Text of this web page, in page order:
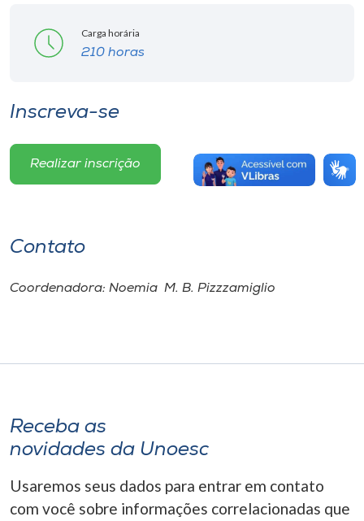
Carga horária
210 horas
Inscreva-se
Realizar inscrição
Contato
Coordenadora: Noemia M. B. Pizzzamiglio
Receba as
novidades da Unoesc
Usaremos seus dados para entrar em contato
com você sobre informações correlacionadas que